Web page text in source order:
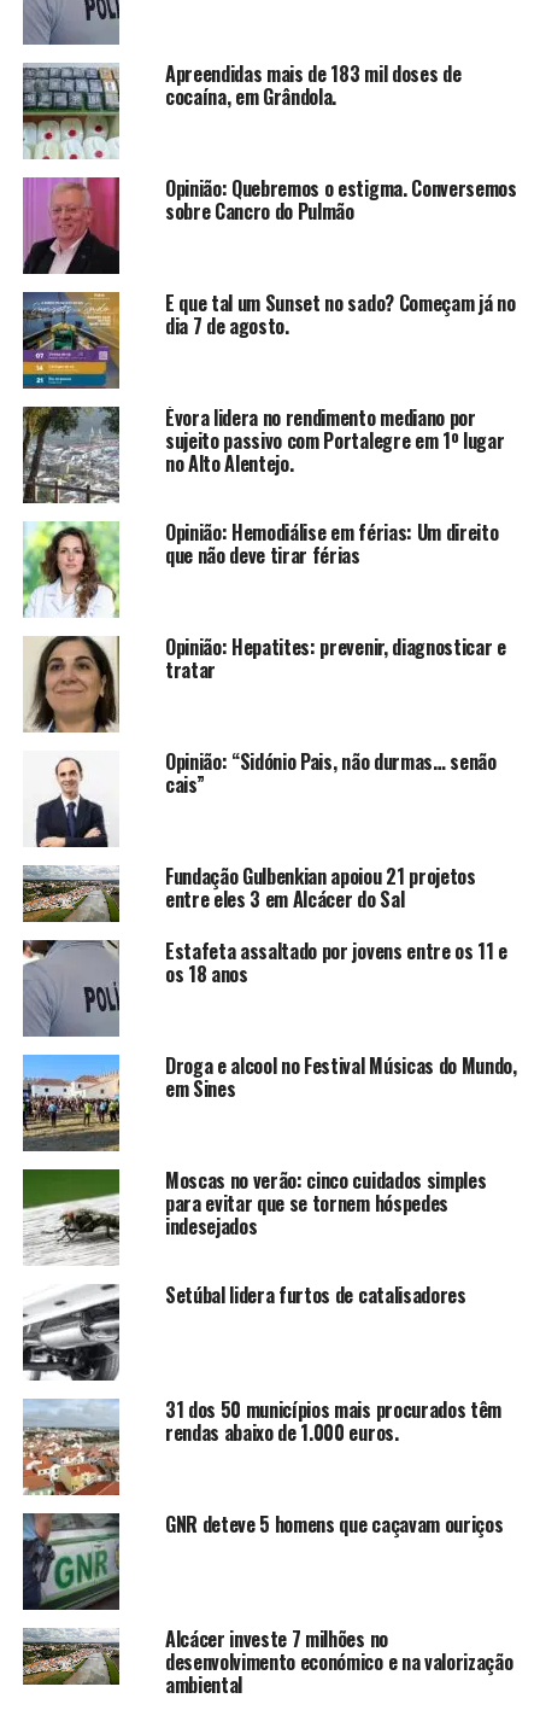
Apreendidas mais de 183 mil doses de
cocaína, em Grândola.
Opinião: Quebremos o estigma. Conversemos
sobre Cancro do Pulmão
E que tal um Sunset no sado? Começam já no
dia 7 de agosto.
Évora lidera no rendimento mediano por
sujeito passivo com Portalegre em 1º lugar
no Alto Alentejo.
Opinião: Hemodiálise em férias: Um direito
que não deve tirar férias
Opinião: Hepatites: prevenir, diagnosticar e
tratar
Opinião: “Sidónio Pais, não durmas… senão
cais”
Fundação Gulbenkian apoiou 21 projetos
entre eles 3 em Alcácer do Sal
Estafeta assaltado por jovens entre os 11 e
os 18 anos
Droga e alcool no Festival Músicas do Mundo,
em Sines
Moscas no verão: cinco cuidados simples
para evitar que se tornem hóspedes
indesejados
Setúbal lidera furtos de catalisadores
31 dos 50 municípios mais procurados têm
rendas abaixo de 1.000 euros.
GNR deteve 5 homens que caçavam ouriços
Alcácer investe 7 milhões no
desenvolvimento económico e na valorização
ambiental